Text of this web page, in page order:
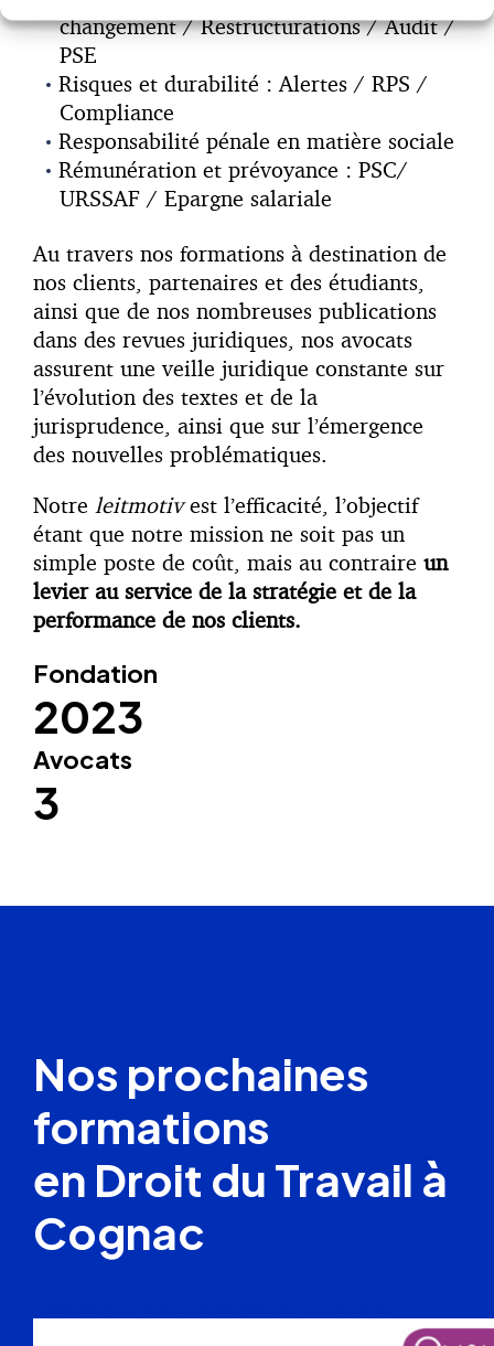
changement / Restructurations / Audit /
PSE
Risques et durabilité : Alertes / RPS /
Compliance
Responsabilité pénale en matière sociale
Rémunération et prévoyance : PSC/
URSSAF / Epargne salariale
Au travers nos formations à destination de
nos clients, partenaires et des étudiants,
ainsi que de nos nombreuses publications
dans des revues juridiques, nos avocats
assurent une veille juridique constante sur
l’évolution des textes et de la
jurisprudence, ainsi que sur l’émergence
des nouvelles problématiques.
Notre leitmotivest l’efficacité, l’objectif
étant que notre mission ne soit pas un
simple poste de coût, mais au contraire un
levier au service de la stratégie et de la
performance de nos clients.
Fondation
2023
Avocats
3
Nos prochaines
formations
en Droit du Travail à
Cognac